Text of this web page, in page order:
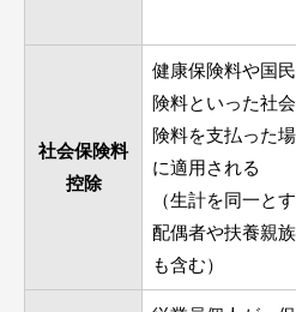
社会保険料
控除
健康保険料や国
険料といった社
険料を支払った
に適用される
（生計を同一と
配偶者や扶養親
も含む）